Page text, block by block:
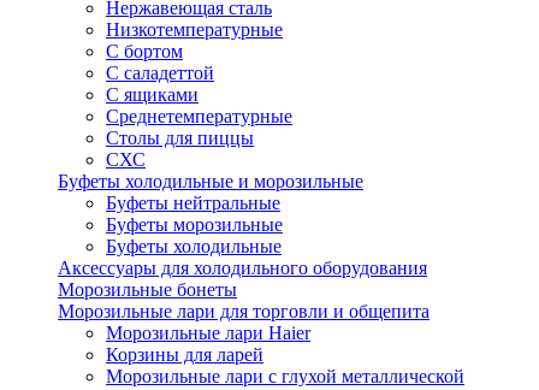
Нержавеющая сталь
Низкотемпературные
С бортом
С саладеттой
С ящиками
Среднетемпературные
Столы для пиццы
СХС
Буфеты холодильные и морозильные
Буфеты нейтральные
Буфеты морозильные
Буфеты холодильные
Аксессуары для холодильного оборудования
Морозильные бонеты
Морозильные лари для торговли и общепита
Морозильные лари Haier
Корзины для ларей
Морозильные лари с глухой металлической